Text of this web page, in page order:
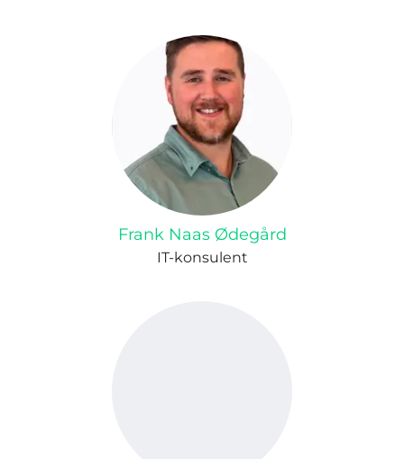
Frank Naas Ødegård
IT-konsulent